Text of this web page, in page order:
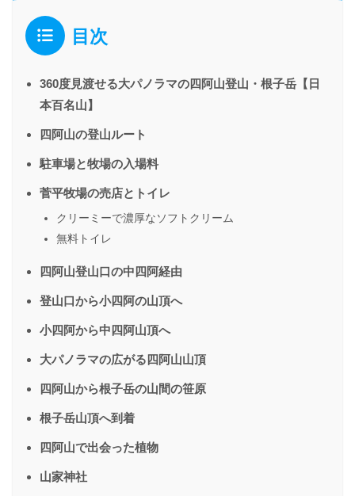
目次
360度見渡せる大パノラマの四阿山登山・根子岳【日
本百名山】
四阿山の登山ルート
駐車場と牧場の入場料
菅平牧場の売店とトイレ
クリーミーで濃厚なソフトクリーム
無料トイレ
四阿山登山口の中四阿経由
登山口から小四阿の山頂へ
小四阿から中四阿山頂へ
大パノラマの広がる四阿山山頂
四阿山から根子岳の山間の笹原
根子岳山頂へ到着
四阿山で出会った植物
山家神社